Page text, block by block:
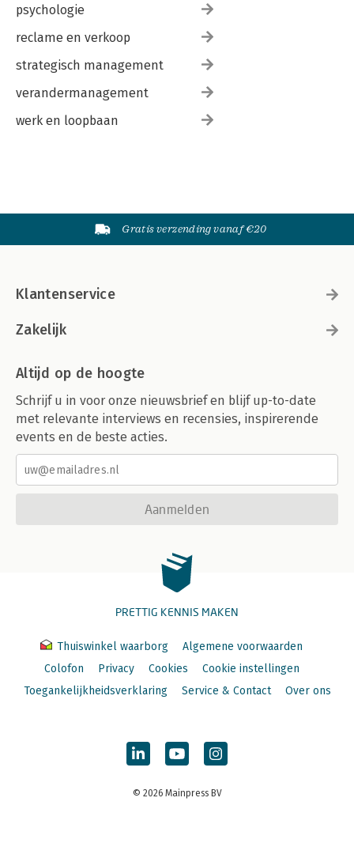
psychologie
reclame en verkoop
strategisch management
verandermanagement
werk en loopbaan
Gratis verzending vanaf €20
Klantenservice
Zakelijk
Altijd op de hoogte
Schrijf u in voor onze nieuwsbrief en blijf up-to-date
met relevante interviews en recensies, inspirerende
events en de beste acties.
Aanmelden
PRETTIG KENNIS MAKEN
Thuiswinkel waarborg
Algemene voorwaarden
Colofon
Privacy Cookies
Cookie instellingen
Toegankelijkheidsverklaring
Service & Contact Over ons
© 2026 Mainpress BV